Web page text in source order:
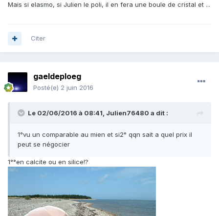
Mais si elasmo, si Julien le poli, il en fera une boule de cristal et ...
Citer
gaeldeploeg
Posté(e) 2 juin 2016
Le 02/06/2016 à 08:41, Julien76480 a dit :
1°vu un comparable au mien et si2° qqn sait a quel prix il
peut se négocier
1°°en calcite ou en silice!?